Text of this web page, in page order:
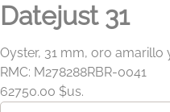
Datejust 31
Oyster, 31 mm, oro amarillo
RMC: M278288RBR-0041
62750.00 $us.